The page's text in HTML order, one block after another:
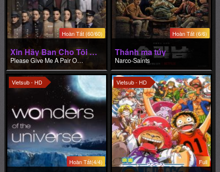
Hoàn Tất (60/60)
Xin Hãy Ban Cho Tôi Một Đôi Cánh
Please Give Me A Pair Of Wings
Hoàn Tất (6/6)
Thánh ma túy
Narco-Saints
Vietsub - HD
Hoàn Tất(4/4)
Vietsub - HD
Full